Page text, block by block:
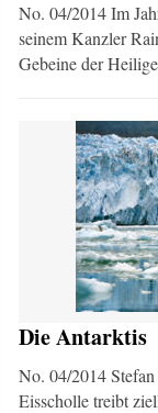
No. 04/2014 Im
seinem Kanzler
Gebeine der
Die Antarktis
No. 04/2014
Eisscholle treibt